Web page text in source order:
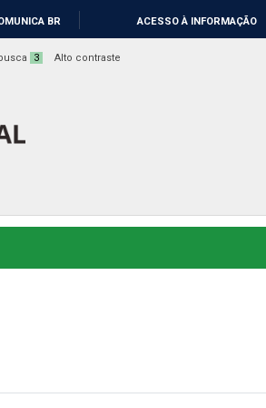
BR ACESSO À INFORMAÇÃO
3 Alto contraste